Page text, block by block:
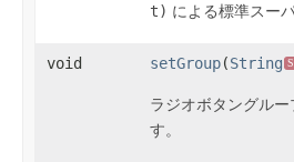
t) による標準スー
void setGroup(String
ラジオボタングル
す。